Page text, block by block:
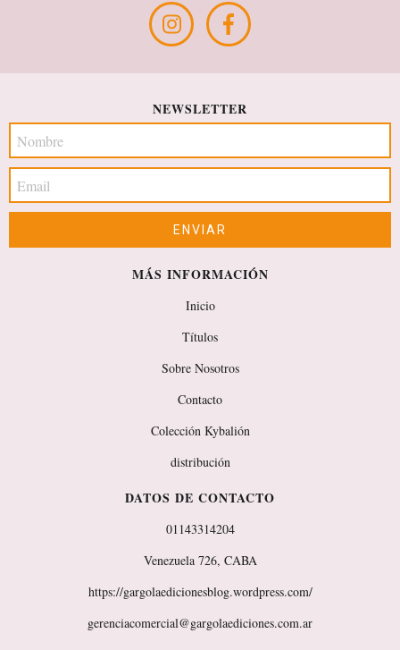
NEWSLETTER
MÁS INFORMACIÓN
Inicio
Títulos
Sobre Nosotros
Contacto
Colección Kybalión
distribución
DATOS DE CONTACTO
01143314204
Venezuela 726, CABA
https://gargolaedicionesblog.wordpress.com/
gerenciacomercial@gargolaediciones.com.ar